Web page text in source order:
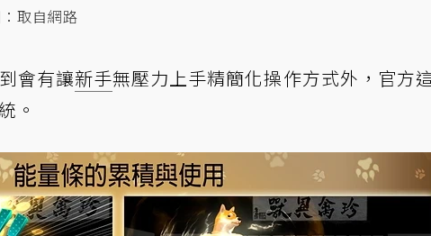
取自網路
會有讓新手無壓力上手精簡化操作方式外，官方
。